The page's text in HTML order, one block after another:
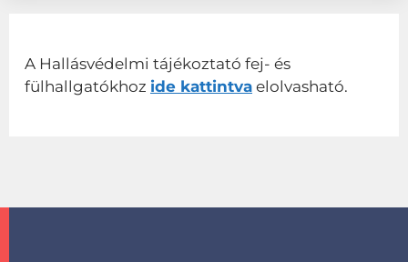
A Hallásvédelmi tájékoztató fej- és
fülhallgatókhoz ide kattintva elolvasható.